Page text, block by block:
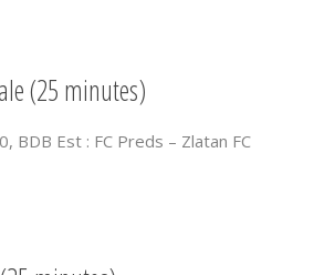
(25 minutes)
BDB Est : FC Preds – Zlatan FC